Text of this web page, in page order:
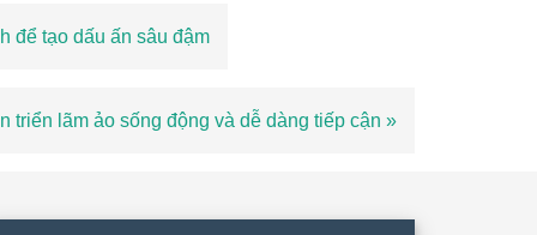
để tạo dấu ấn sâu đậm
triển lãm ảo sống động và dễ dàng tiếp cận »